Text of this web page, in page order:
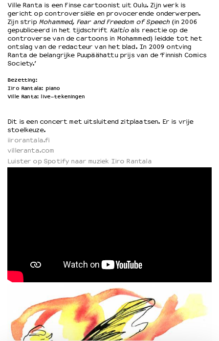
Ville Ranta is een Finse cartoonist uit Oulu. Zijn werk is
gericht op controversiële en provocerende onderwerpen.
Zijn strip Mohammed, Fear and Freedom of Speech(in 2006
gepubliceerd in het tijdschrift Kaltioals reactie op de
controverse van de cartoons in Mohammed) leidde tot het
ontslag van de redacteur van het blad. In 2009 ontving
Ranta de belangrijke Puupäähattu prijs van de ‘Finnish Comics
Society.’
Bezetting:
Iiro Rantala: piano
Ville Ranta: live-tekeningen
Dit is een concert met uitsluitend zitplaatsen. Er is vrije
stoelkeuze.
iirorantala.fi
villeranta.com
Luister op Spotify naar muziek Iiro Rantala